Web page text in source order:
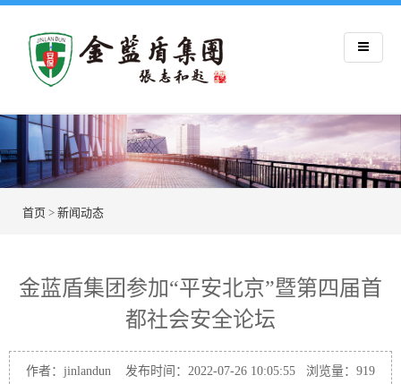
首页 > 新闻动态
金蓝盾集团参加“平安北京”暨第四届首
都社会安全论坛
作者：jinlandun 发布时间：2022-07-26 10:05:55 浏览量： 919